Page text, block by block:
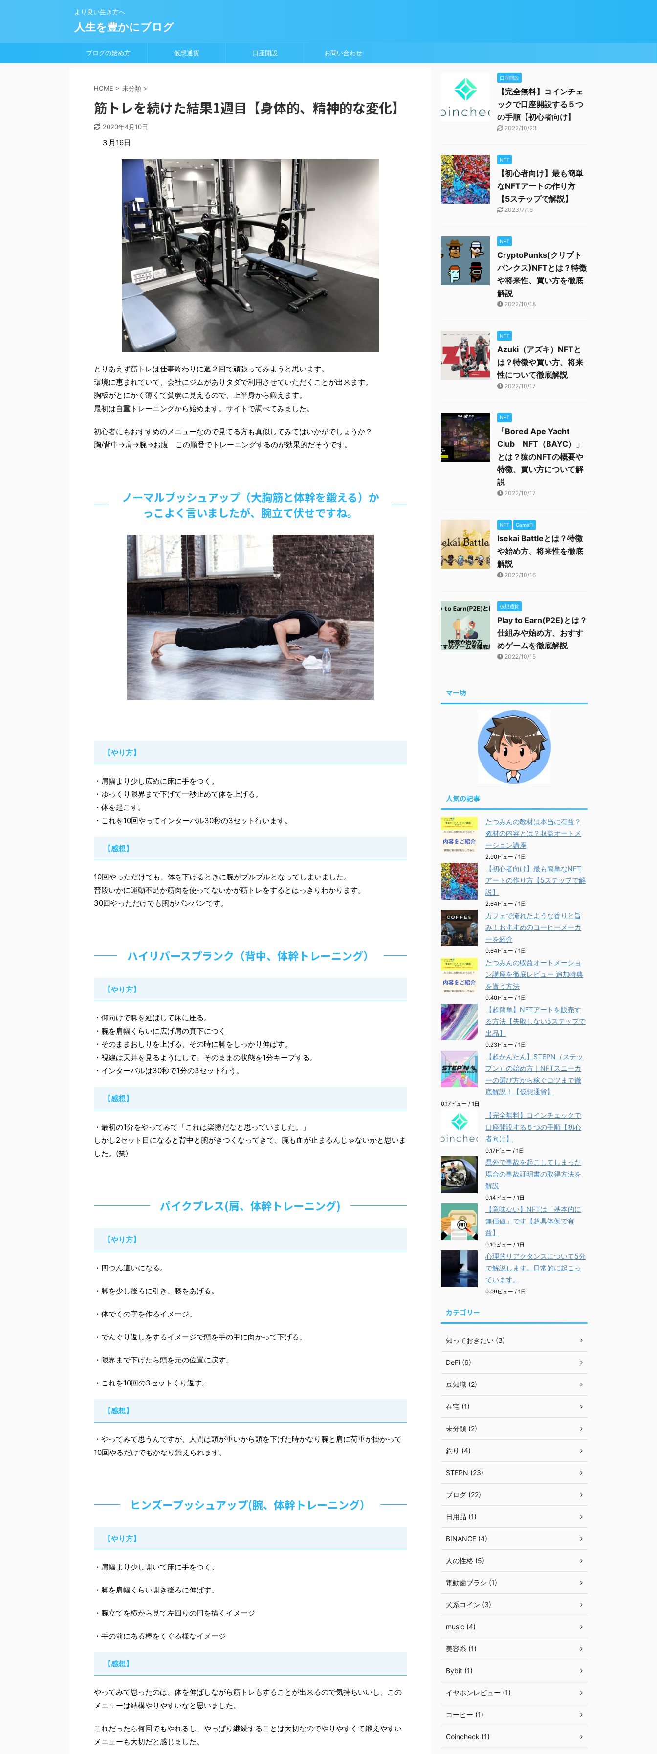
より良い生き方へ
人生を豊かにブログ
ブログの始め方 仮想通貨 口座開設 お問い合わせ
HOME > 未分類 >
筋トレを続けた結果1週目【身体的、精神的な変化】
2020年4月10日
３月16日
とりあえず筋トレは仕事終わりに週２回で頑張ってみようと思います。
環境に恵まれていて、会社にジムがありタダで利用させていただくことが出来ます。
胸板がとにかく薄くて貧弱に見えるので、上半身から鍛えます。
最初は自重トレーニングから始めます。サイトで調べてみました。
初心者にもおすすめのメニューなので見てる方も真似してみてはいかがでしょうか？
胸/背中→肩→腕→お腹 この順番でトレーニングするのが効果的だそうです。
ノーマルプッシュアップ（大胸筋と体幹を鍛える）か
っこよく言いましたが、腕立て伏せですね。
【やり方】
・肩幅より少し広めに床に手をつく。
・ゆっくり限界まで下げて一秒止めて体を上げる。
・体を起こす。
・これを10回やってインターバル30秒の3セット行います。
【感想】
10回やっただけでも、体を下げるときに腕がプルプルとなってしまいました。
普段いかに運動不足か筋肉を使ってないかが筋トレをするとはっきりわかります。
30回やっただけでも腕がパンパンです。
ハイリバースプランク（背中、体幹トレーニング）
【やり方】
・仰向けで脚を延ばして床に座る。
・腕を肩幅くらいに広げ肩の真下につく
・そのままおしりを上げる、その時に脚をしっかり伸ばす。
・視線は天井を見るようにして、そのままの状態を1分キープする。
・インターバルは30秒で1分の3セット行う。
【感想】
・最初の1分をやってみて「これは楽勝だなと思っていました。」
しかし2セット目になると背中と腕がきつくなってきて、腕も血が止まるんじゃないかと思いま
した。(笑)
パイクプレス(肩、体幹トレーニング)
【やり方】
・四つん這いになる。
・脚を少し後ろに引き、膝をあげる。
・体でくの字を作るイメージ。
・でんぐり返しをするイメージで頭を手の甲に向かって下げる。
・限界まで下げたら頭を元の位置に戻す。
・これを10回の3セットくり返す。
【感想】
・やってみて思うんですが、人間は頭が重いから頭を下げた時かなり腕と肩に荷重が掛かって
10回やるだけでもかなり鍛えられます。
ヒンズープッシュアップ(腕、体幹トレーニング）
【やり方】
・肩幅より少し開いて床に手をつく。
・脚を肩幅くらい開き後ろに伸ばす。
・腕立てを横から見て左回りの円を描くイメージ
・手の前にある棒をくぐる様なイメージ
【感想】
やってみて思ったのは、体を伸ばしながら筋トレもすることが出来るので気持ちいいし、この
メニューは結構やりやすいなと思いました。
これだったら何回でもやれるし、やっぱり継続することは大切なのでやりやすくて鍛えやすい
メニューも大切だと感じました。
口座開設
【完全無料】コインチェ
ックで口座開設する５つ
の手順【初心者向け】
2022/10/23
NFT
【初心者向け】最も簡単
なNFTアートの作り方
【5ステップで解説】
2023/7/16
NFT
CryptoPunks(クリプト
パンクス)NFTとは？特徴
や将来性、買い方を徹底
解説
2022/10/18
NFT
Azuki（アズキ）NFTと
は？特徴や買い方、将来
性について徹底解説
2022/10/17
NFT
「Bored Ape Yacht
Club NFT（BAYC）」
とは？猿のNFTの概要や
特徴、買い方について解
説
2022/10/17
NFT GameFi
Isekai Battleとは？特徴
や始め方、将来性を徹底
解説
2022/10/16
仮想通貨
Play to Earn(P2E)とは？
仕組みや始め方、おすす
めゲームを徹底解説
2022/10/15
マー坊
人気の記事
たつみんの教材は本当に有益？
教材の内容とは？収益オートメ
ーション講座
2.90ビュー / 1日
【初心者向け】最も簡単なNFT
アートの作り方【5ステップで解
説】
2.64ビュー / 1日
カフェで淹れたような香りと旨
み！おすすめのコーヒーメーカ
ーを紹介
0.64ビュー / 1日
たつみんの収益オートメーショ
ン講座を徹底レビュー 追加特典
を貰う方法
0.40ビュー / 1日
【超簡単】NFTアートを販売す
る方法【失敗しない5ステップで
出品】
0.23ビュー / 1日
【超かんたん】STEPN（ステッ
プン）の始め方｜NFTスニーカ
ーの選び方から稼ぐコツまで徹
底解説！【仮想通貨】
0.17ビュー / 1日
【完全無料】コインチェックで
口座開設する５つの手順【初心
者向け】
0.17ビュー / 1日
県外で事故を起こしてしまった
場合の事故証明書の取得方法を
解説
0.14ビュー / 1日
【意味ない】NFTは「基本的に
無価値」です【超具体例で有
益】
0.10ビュー / 1日
心理的リアクタンスについて5分
で解説します。日常的に起こっ
ています。
0.09ビュー / 1日
カテゴリー
知っておきたい (3)
DeFi (6)
豆知識 (2)
在宅 (1)
未分類 (2)
釣り (4)
STEPN (23)
ブログ (22)
日用品 (1)
BINANCE (4)
人の性格 (5)
電動歯ブラシ (1)
犬系コイン (3)
music (4)
美容系 (1)
Bybit (1)
イヤホンレビュー (1)
コーヒー (1)
Coincheck (1)